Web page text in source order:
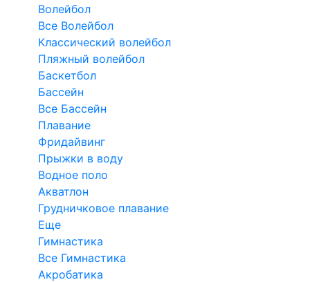
Волейбол
Все Волейбол
Классический волейбол
Пляжный волейбол
Баскетбол
Бассейн
Все Бассейн
Плавание
Фридайвинг
Прыжки в воду
Водное поло
Акватлон
Грудничковое плавание
Еще
Гимнастика
Все Гимнастика
Акробатика